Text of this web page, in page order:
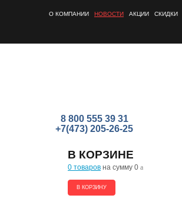
О КОМПАНИИ НОВОСТИ АКЦИИ СКИДКИ
8 800 555 39 31
+7(473) 205-26-25
В КОРЗИНЕ
0 товаров на сумму 0 a
В КОРЗИНУ